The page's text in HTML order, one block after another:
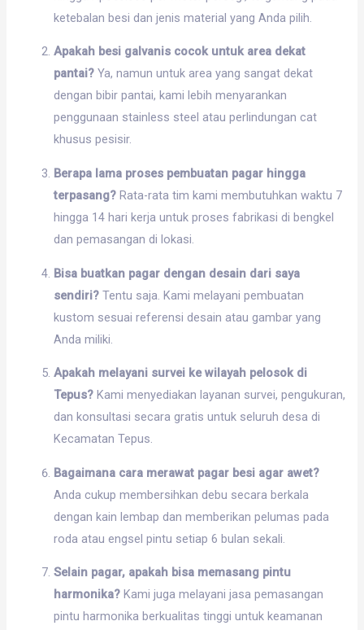
ketebalan besi dan jenis material yang Anda pilih.
Apakah besi galvanis cocok untuk area dekat
pantai? Ya, namun untuk area yang sangat dekat
dengan bibir pantai, kami lebih menyarankan
penggunaan stainless steel atau perlindungan cat
khusus pesisir.
Berapa lama proses pembuatan pagar hingga
terpasang? Rata-rata tim kami membutuhkan waktu 7
hingga 14 hari kerja untuk proses fabrikasi di bengkel
dan pemasangan di lokasi.
Bisa buatkan pagar dengan desain dari saya
sendiri? Tentu saja. Kami melayani pembuatan
kustom sesuai referensi desain atau gambar yang
Anda miliki.
Apakah melayani survei ke wilayah pelosok di
Tepus? Kami menyediakan layanan survei, pengukuran,
dan konsultasi secara gratis untuk seluruh desa di
Kecamatan Tepus.
Bagaimana cara merawat pagar besi agar awet?
Anda cukup membersihkan debu secara berkala
dengan kain lembap dan memberikan pelumas pada
roda atau engsel pintu setiap 6 bulan sekali.
Selain pagar, apakah bisa memasang pintu
harmonika? Kami juga melayani jasa pemasangan
pintu harmonika berkualitas tinggi untuk keamanan